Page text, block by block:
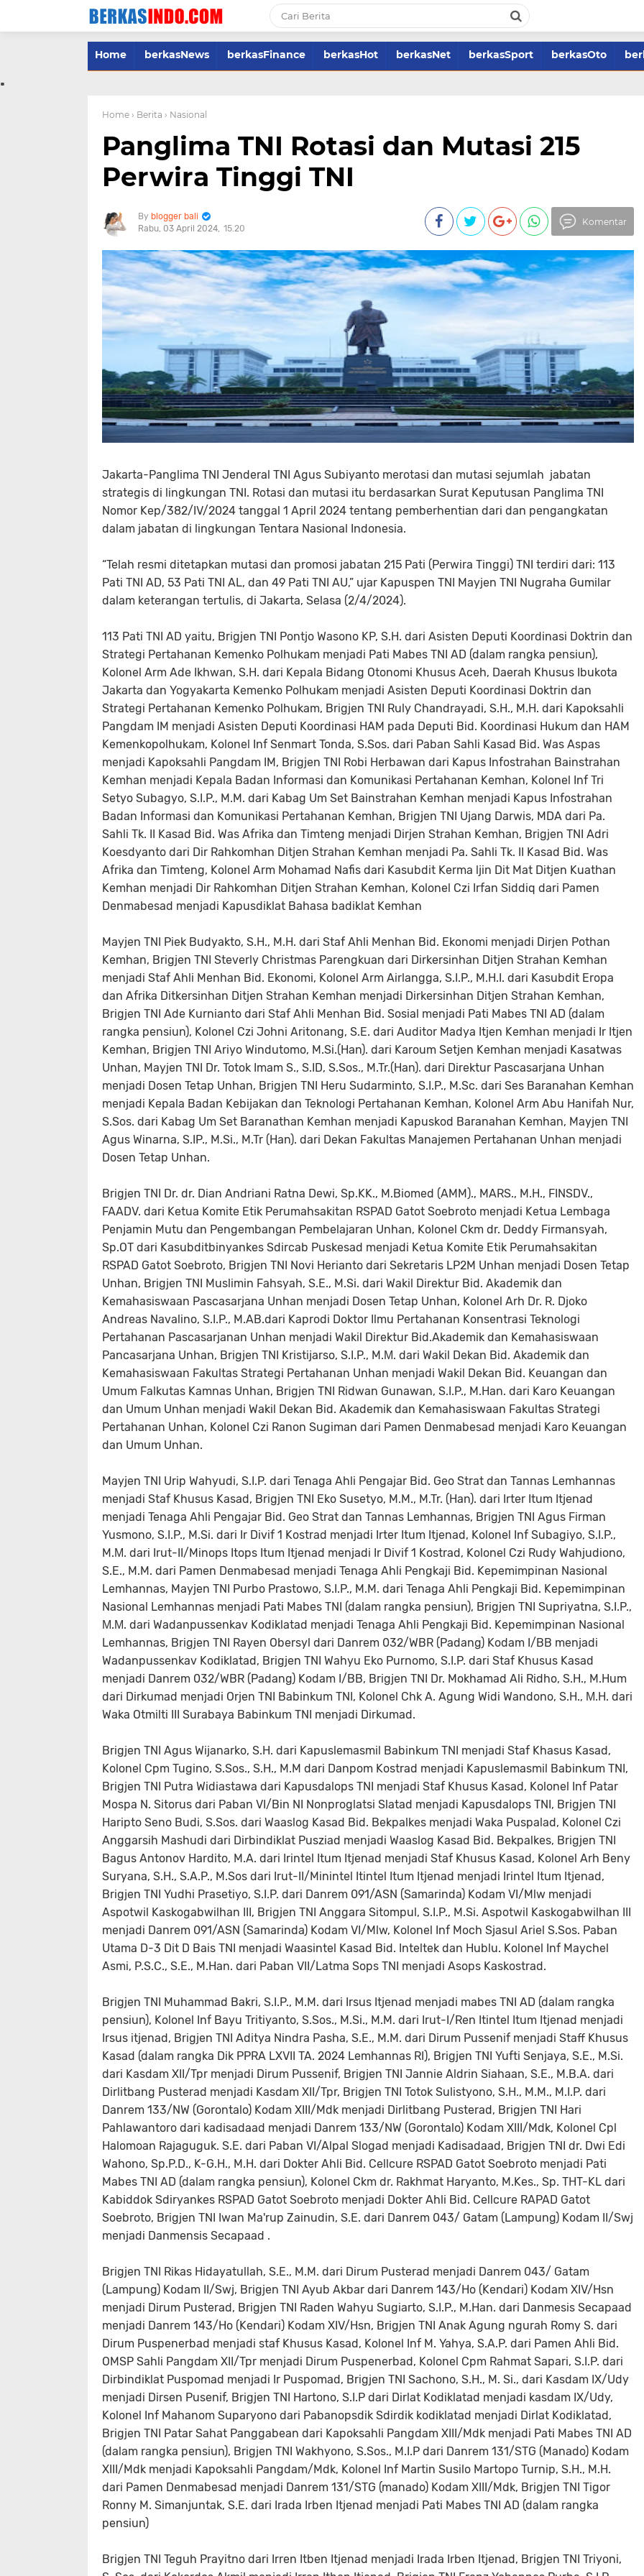
Home berkasNews berkasFinance berkasHot berkasNet berkasSport berkasOto
.
Home › Berita › Nasional
Panglima TNI Rotasi dan Mutasi 215
Perwira Tinggi TNI
blogger bali
Rabu, 03 April 2024 15.20
Komentar
Jakarta-Panglima TNI Jenderal TNI Agus Subiyanto merotasi dan mutasi sejumlah jabatan
strategis di lingkungan TNI. Rotasi dan mutasi itu berdasarkan Surat Keputusan Panglima TNI
Nomor Kep/382/IV/2024 tanggal 1 April 2024 tentang pemberhentian dari dan pengangkatan
dalam jabatan di lingkungan Tentara Nasional Indonesia.
“Telah resmi ditetapkan mutasi dan promosi jabatan 215 Pati (Perwira Tinggi) TNI terdiri dari: 113
Pati TNI AD, 53 Pati TNI AL, dan 49 Pati TNI AU,” ujar Kapuspen TNI Mayjen TNI Nugraha Gumilar
dalam keterangan tertulis, di Jakarta, Selasa (2/4/2024).
113 Pati TNI AD yaitu, Brigjen TNI Pontjo Wasono KP, S.H. dari Asisten Deputi Koordinasi Doktrin dan
Strategi Pertahanan Kemenko Polhukam menjadi Pati Mabes TNI AD (dalam rangka pensiun),
Kolonel Arm Ade Ikhwan, S.H. dari Kepala Bidang Otonomi Khusus Aceh, Daerah Khusus Ibukota
Jakarta dan Yogyakarta Kemenko Polhukam menjadi Asisten Deputi Koordinasi Doktrin dan
Strategi Pertahanan Kemenko Polhukam, Brigjen TNI Ruly Chandrayadi, S.H., M.H. dari Kapoksahli
Pangdam IM menjadi Asisten Deputi Koordinasi HAM pada Deputi Bid. Koordinasi Hukum dan HAM
Kemenkopolhukam, Kolonel Inf Senmart Tonda, S.Sos. dari Paban Sahli Kasad Bid. Was Aspas
menjadi Kapoksahli Pangdam IM, Brigjen TNI Robi Herbawan dari Kapus Infostrahan Bainstrahan
Kemhan menjadi Kepala Badan Informasi dan Komunikasi Pertahanan Kemhan, Kolonel Inf Tri
Setyo Subagyo, S.I.P., M.M. dari Kabag Um Set Bainstrahan Kemhan menjadi Kapus Infostrahan
Badan Informasi dan Komunikasi Pertahanan Kemhan, Brigjen TNI Ujang Darwis, MDA dari Pa.
Sahli Tk. II Kasad Bid. Was Afrika dan Timteng menjadi Dirjen Strahan Kemhan, Brigjen TNI Adri
Koesdyanto dari Dir Rahkomhan Ditjen Strahan Kemhan menjadi Pa. Sahli Tk. II Kasad Bid. Was
Afrika dan Timteng, Kolonel Arm Mohamad Nafis dari Kasubdit Kerma ljin Dit Mat Ditjen Kuathan
Kemhan menjadi Dir Rahkomhan Ditjen Strahan Kemhan, Kolonel Czi Irfan Siddiq dari Pamen
Denmabesad menjadi Kapusdiklat Bahasa badiklat Kemhan
Mayjen TNI Piek Budyakto, S.H., M.H. dari Staf Ahli Menhan Bid. Ekonomi menjadi Dirjen Pothan
Kemhan, Brigjen TNI Steverly Christmas Parengkuan dari Dirkersinhan Ditjen Strahan Kemhan
menjadi Staf Ahli Menhan Bid. Ekonomi, Kolonel Arm Airlangga, S.I.P., M.Н.I. dari Kasubdit Eropa
dan Afrika Ditkersinhan Ditjen Strahan Kemhan menjadi Dirkersinhan Ditjen Strahan Kemhan,
Brigjen TNI Ade Kurnianto dari Staf Ahli Menhan Bid. Sosial menjadi Pati Mabes TNI AD (dalam
rangka pensiun), Kolonel Czi Johni Aritonang, S.E. dari Auditor Madya Itjen Kemhan menjadi Ir Itjen
Kemhan, Brigjen TNI Ariyo Windutomo, M.Si.(Han). dari Karoum Setjen Kemhan menjadi Kasatwas
Unhan, Mayjen TNI Dr. Totok Imam S., S.ID, S.Sos., M.Tr.(Han). dari Direktur Pascasarjana Unhan
menjadi Dosen Tetap Unhan, Brigjen TNI Heru Sudarminto, S.I.P., M.Sc. dari Ses Baranahan Kemhan
menjadi Kepala Badan Kebijakan dan Teknologi Pertahanan Kemhan, Kolonel Arm Abu Hanifah Nur,
S.Sos. dari Kabag Um Set Baranathan Kemhan menjadi Kapuskod Baranahan Kemhan, Mayjen TNI
Agus Winarna, S.IP., M.Si., M.Tr (Han). dari Dekan Fakultas Manajemen Pertahanan Unhan menjadi
Dosen Tetap Unhan.
Brigjen TNI Dr. dr. Dian Andriani Ratna Dewi, Sp.KK., M.Biomed (AMM)., MARS., M.H., FINSDV.,
FAADV. dari Ketua Komite Etik Perumahsakitan RSPAD Gatot Soebroto menjadi Ketua Lembaga
Penjamin Mutu dan Pengembangan Pembelajaran Unhan, Kolonel Ckm dr. Deddy Firmansyah,
Sp.OT dari Kasubditbinyankes Sdircab Puskesad menjadi Ketua Komite Etik Perumahsakitan
RSPAD Gatot Soebroto, Brigjen TNI Novi Herianto dari Sekretaris LP2M Unhan menjadi Dosen Tetap
Unhan, Brigjen TNI Muslimin Fahsyah, S.E., M.Si. dari Wakil Direktur Bid. Akademik dan
Kemahasiswaan Pascasarjana Unhan menjadi Dosen Tetap Unhan, Kolonel Arh Dr. R. Djoko
Andreas Navalino, S.I.P., M.AB.dari Kaprodi Doktor Ilmu Pertahanan Konsentrasi Teknologi
Pertahanan Pascasarjanan Unhan menjadi Wakil Direktur Bid.Akademik dan Kemahasiswaan
Pancasarjana Unhan, Brigjen TNI Kristijarso, S.I.P., M.Μ. dari Wakil Dekan Bid. Akademik dan
Kemahasiswaan Fakultas Strategi Pertahanan Unhan menjadi Wakil Dekan Bid. Keuangan dan
Umum Falkutas Kamnas Unhan, Brigjen TNI Ridwan Gunawan, S.I.P., M.Han. dari Karo Keuangan
dan Umum Unhan menjadi Wakil Dekan Bid. Akademik dan Kemahasiswaan Fakultas Strategi
Pertahanan Unhan, Kolonel Czi Ranon Sugiman dari Pamen Denmabesad menjadi Karo Keuangan
dan Umum Unhan.
Mayjen TNI Urip Wahyudi, S.I.P. dari Tenaga Ahli Pengajar Bid. Geo Strat dan Tannas Lemhannas
menjadi Staf Khusus Kasad, Brigjen TNI Eko Susetyo, M.M., M.Tr. (Han). dari Irter Itum Itjenad
menjadi Tenaga Ahli Pengajar Bid. Geo Strat dan Tannas Lemhannas, Brigjen TNI Agus Firman
Yusmono, S.I.P., M.Si. dari Ir Divif 1 Kostrad menjadi Irter Itum Itjenad, Kolonel Inf Subagiyo, S.I.P.,
M.Μ. dari Irut-II/Minops Itops Itum Itjenad menjadi Ir Divif 1 Kostrad, Kolonel Czi Rudy Wahjudiono,
S.E., M.M. dari Pamen Denmabesad menjadi Tenaga Ahli Pengkaji Bid. Kepemimpinan Nasional
Lemhannas, Mayjen TNI Purbo Prastowo, S.I.P., M.M. dari Tenaga Ahli Pengkaji Bid. Kepemimpinan
Nasional Lemhannas menjadi Pati Mabes TNI (dalam rangka pensiun), Brigjen TNI Supriyatna, S.I.P.,
Μ.Μ. dari Wadanpussenkav Kodiklatad menjadi Tenaga Ahli Pengkaji Bid. Kepemimpinan Nasional
Lemhannas, Brigjen TNI Rayen Obersyl dari Danrem 032/WBR (Padang) Kodam I/BB menjadi
Wadanpussenkav Kodiklatad, Brigjen TNI Wahyu Eko Purnomo, S.I.P. dari Staf Khusus Kasad
menjadi Danrem 032/WBR (Padang) Kodam I/BB, Brigjen TNI Dr. Mokhamad Ali Ridho, S.H., M.Hum
dari Dirkumad menjadi Orjen TNI Babinkum TNI, Kolonel Chk A. Agung Widi Wandono, S.H., Μ.H. dari
Waka Otmilti III Surabaya Babinkum TNI menjadi Dirkumad.
Brigjen TNI Agus Wijanarko, S.H. dari Kapuslemasmil Babinkum TNI menjadi Staf Khasus Kasad,
Kolonel Cpm Tugino, S.Sos., S.Н., М.М dari Danpom Kostrad menjadi Kapuslemasmil Babinkum TNI,
Brigjen TNI Putra Widiastawa dari Kapusdalops TNI menjadi Staf Khusus Kasad, Kolonel Inf Patar
Mospa N. Sitorus dari Paban VI/Bin NI Nonproglatsi Slatad menjadi Kapusdalops TNI, Brigjen TNI
Haripto Seno Budi, S.Sos. dari Waaslog Kasad Bid. Bekpalkes menjadi Waka Puspalad, Kolonel Czi
Anggarsih Mashudi dari Dirbindiklat Pusziad menjadi Waaslog Kasad Bid. Bekpalkes, Brigjen TNI
Bagus Antonov Hardito, M.A. dari Irintel Itum Itjenad menjadi Staf Khusus Kasad, Kolonel Arh Beny
Suryana, S.H., S.A.P., M.Sos dari Irut-II/Minintel Itintel Itum Itjenad menjadi Irintel Itum Itjenad,
Brigjen TNI Yudhi Prasetiyo, S.I.P. dari Danrem 091/ASN (Samarinda) Kodam VI/Mlw menjadi
Aspotwil Kaskogabwilhan III, Brigjen TNI Anggara Sitompul, S.I.P., M.Si. Aspotwil Kaskogabwilhan III
menjadi Danrem 091/ASN (Samarinda) Kodam VI/Mlw, Kolonel Inf Moch Sjasul Ariel S.Sos. Paban
Utama D-3 Dit D Bais TNI menjadi Waasintel Kasad Bid. Inteltek dan Hublu. Kolonel Inf Maychel
Asmi, P.S.C., S.E., M.Han. dari Paban VII/Latma Sops TNI menjadi Asops Kaskostrad.
Brigjen TNI Muhammad Bakri, S.I.P., M.M. dari Irsus Itjenad menjadi mabes TNI AD (dalam rangka
pensiun), Kolonel Inf Bayu Tritiyanto, S.Sos., M.Si., M.M. dari Irut-I/Ren Itintel Itum Itjenad menjadi
Irsus itjenad, Brigjen TNI Aditya Nindra Pasha, S.E., M.M. dari Dirum Pussenif menjadi Staff Khusus
Kasad (dalam rangka Dik PPRA LXVII TA. 2024 Lemhannas RI), Brigjen TNI Yufti Senjaya, S.E., M.Si.
dari Kasdam XII/Tpr menjadi Dirum Pussenif, Brigjen TNI Jannie Aldrin Siahaan, S.E., M.B.A. dari
Dirlitbang Pusterad menjadi Kasdam XII/Tpr, Brigjen TNI Totok Sulistyono, S.H., M.M., M.I.P. dari
Danrem 133/NW (Gorontalo) Kodam XIII/Mdk menjadi Dirlitbang Pusterad, Brigjen TNI Hari
Pahlawantoro dari kadisadaad menjadi Danrem 133/NW (Gorontalo) Kodam XIII/Mdk, Kolonel Cpl
Halomoan Rajaguguk. S.E. dari Paban VI/Alpal Slogad menjadi Kadisadaad, Brigjen TNI dr. Dwi Edi
Wahono, Sp.P.D., K-G.H., M.H. dari Dokter Ahli Bid. Cellcure RSPAD Gatot Soebroto menjadi Pati
Mabes TNI AD (dalam rangka pensiun), Kolonel Ckm dr. Rakhmat Haryanto, M.Kes., Sp. THT-KL dari
Kabiddok Sdiryankes RSPAD Gatot Soebroto menjadi Dokter Ahli Bid. Cellcure RAPAD Gatot
Soebroto, Brigjen TNI Iwan Ma'rup Zainudin, S.E. dari Danrem 043/ Gatam (Lampung) Kodam II/Swj
menjadi Danmensis Secapaad .
Brigjen TNI Rikas Hidayatullah, S.E., M.M. dari Dirum Pusterad menjadi Danrem 043/ Gatam
(Lampung) Kodam II/Swj, Brigjen TNI Ayub Akbar dari Danrem 143/Ho (Kendari) Kodam XIV/Hsn
menjadi Dirum Pusterad, Brigjen TNI Raden Wahyu Sugiarto, S.I.P., M.Han. dari Danmesis Secapaad
menjadi Danrem 143/Ho (Kendari) Kodam XIV/Hsn, Brigjen TNI Anak Agung ngurah Romy S. dari
Dirum Puspenerbad menjadi staf Khusus Kasad, Kolonel Inf M. Yahya, S.A.P. dari Pamen Ahli Bid.
OMSP Sahli Pangdam XII/Tpr menjadi Dirum Puspenerbad, Kolonel Cpm Rahmat Sapari, S.I.P. dari
Dirbindiklat Puspomad menjadi Ir Puspomad, Brigjen TNI Sachono, S.H., M. Si., dari Kasdam IX/Udy
menjadi Dirsen Pusenif, Brigjen TNI Hartono, S.I.P dari Dirlat Kodiklatad menjadi kasdam IX/Udy,
Kolonel Inf Mahanom Suparyono dari Pabanopsdik Sdirdik kodiklatad menjadi Dirlat Kodiklatad,
Brigjen TNI Patar Sahat Panggabean dari Kapoksahli Pangdam XIII/Mdk menjadi Pati Mabes TNI AD
(dalam rangka pensiun), Brigjen TNI Wakhyono, S.Sos., M.I.P dari Danrem 131/STG (Manado) Kodam
XIII/Mdk menjadi Kapoksahli Pangdam/Mdk, Kolonel Inf Martin Susilo Martopo Turnip, S.H., M.H.
dari Pamen Denmabesad menjadi Danrem 131/STG (manado) Kodam XIII/Mdk, Brigjen TNI Tigor
Ronny M. Simanjuntak, S.E. dari Irada Irben Itjenad menjadi Pati Mabes TNI AD (dalam rangka
pensiun)
Brigjen TNI Teguh Prayitno dari Irren Itben Itjenad menjadi Irada Irben Itjenad, Brigjen TNI Triyoni,